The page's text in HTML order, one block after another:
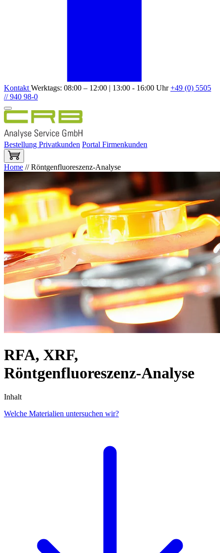
Kontakt Werktags: 08:00 – 12:00 | 13:00 - 16:00 Uhr+49 (0) 5505
// 940 98-0
Bestellung Privatkunden Portal Firmenkunden
Home //Röntgenfluoreszenz-Analyse
RFA, XRF,
Röntgenfluoreszenz-Analyse
Inhalt
Welche Materialien untersuchen wir?